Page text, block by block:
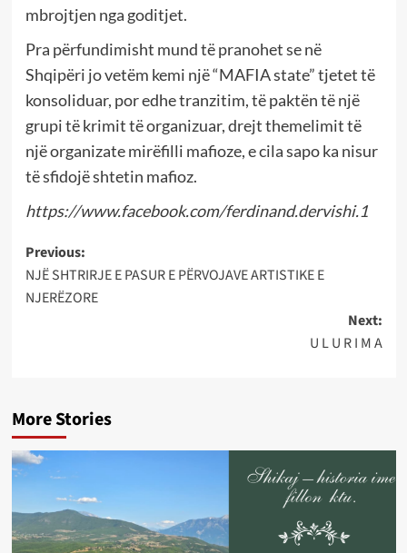
mbrojtjen nga goditjet.
Pra përfundimisht mund të pranohet se në
Shqipëri jo vetëm kemi një “MAFIA state” tjetet të
konsoliduar, por edhe tranzitim, të paktën të një
grupi të krimit të organizuar, drejt themelimit të
një organizate mirëfilli mafioze, e cila sapo ka nisur
të sfidojë shtetin mafioz.
https://www.facebook.com/ferdinand.dervishi.1
Post
navigation
Previous:
NJË SHTRIRJE E PASUR E PËRVOJAVE ARTISTIKE E
NJERËZORE
Next:
U L U R I M A
More Stories